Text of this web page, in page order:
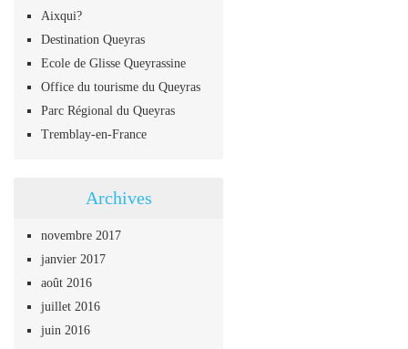
Aixqui?
Destination Queyras
Ecole de Glisse Queyrassine
Office du tourisme du Queyras
Parc Régional du Queyras
Tremblay-en-France
Archives
novembre 2017
janvier 2017
août 2016
juillet 2016
juin 2016